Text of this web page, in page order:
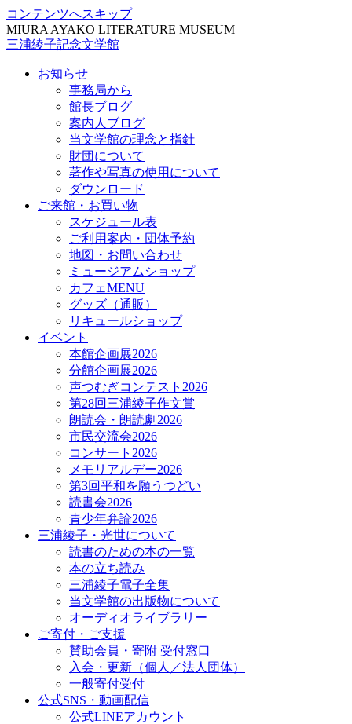
コンテンツへスキップ
MIURA AYAKO LITERATURE MUSEUM
三浦綾子記念文学館
お知らせ
事務局から
館長ブログ
案内人ブログ
当文学館の理念と指針
財団について
著作や写真の使用について
ダウンロード
ご来館・お買い物
スケジュール表
ご利用案内・団体予約
地図・お問い合わせ
ミュージアムショップ
カフェMENU
グッズ（通販）
リキュールショップ
イベント
本館企画展2026
分館企画展2026
声つむぎコンテスト2026
第28回三浦綾子作文賞
朗読会・朗読劇2026
市民交流会2026
コンサート2026
メモリアルデー2026
第3回平和を願うつどい
読書会2026
青少年弁論2026
三浦綾子・光世について
読書のための本の一覧
本の立ち読み
三浦綾子電子全集
当文学館の出版物について
オーディオライブラリー
ご寄付・ご支援
賛助会員・寄附 受付窓口
入会・更新（個人／法人団体）
一般寄付受付
公式SNS・動画配信
公式LINEアカウント